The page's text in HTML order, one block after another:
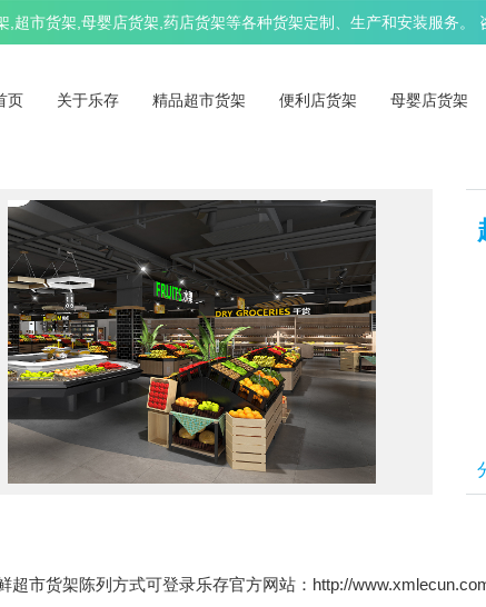
超市货架,母婴店货架,药店货架等各种货架定制、生产和安装服务。
页 关于乐存 精品超市货架 便利店货架 母婴店货架
超市货架陈列方式可登录乐存官方网站：http://